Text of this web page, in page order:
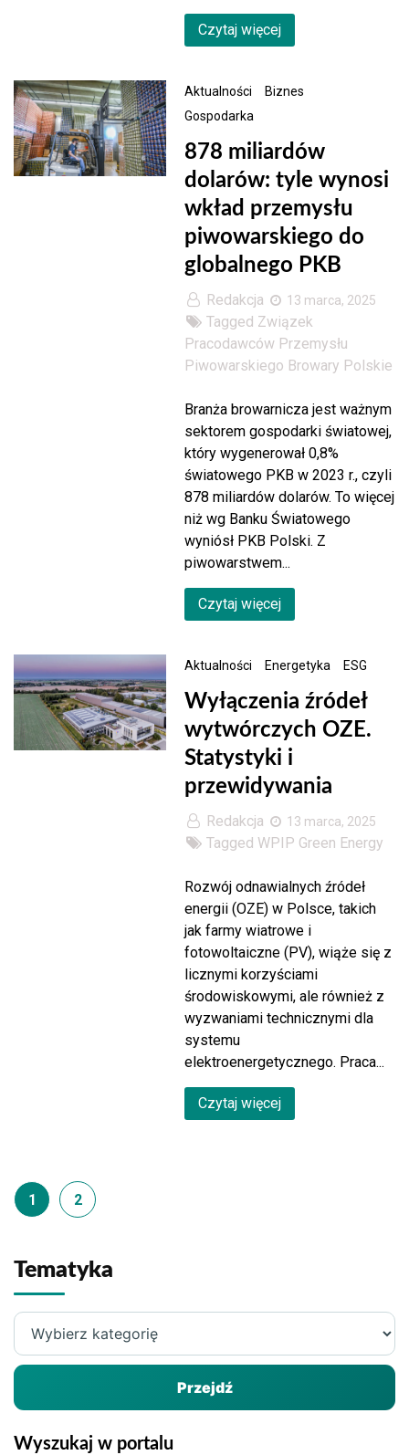
Czytaj więcej
Aktualności
Biznes
Gospodarka
878 miliardów
dolarów: tyle wynosi
wkład przemysłu
piwowarskiego do
globalnego PKB
Redakcja 13 marca, 2025
Tagged Związek
Pracodawców Przemysłu
Piwowarskiego Browary Polskie
Branża browarnicza jest ważnym
sektorem gospodarki światowej,
który wygenerował 0,8%
światowego PKB w 2023 r., czyli
878 miliardów dolarów. To więcej
niż wg Banku Światowego
wyniósł PKB Polski. Z
piwowarstwem...
Czytaj więcej
Aktualności Energetyka ESG
Wyłączenia źródeł
wytwórczych OZE.
Statystyki i
przewidywania
Redakcja 13 marca, 2025
Tagged WPIP Green Energy
Rozwój odnawialnych źródeł
energii (OZE) w Polsce, takich
jak farmy wiatrowe i
fotowoltaiczne (PV), wiąże się z
licznymi korzyściami
środowiskowymi, ale również z
wyzwaniami technicznymi dla
systemu
elektroenergetycznego. Praca...
Czytaj więcej
1 2
Tematyka
Wybierz
kategorię
Przejdź
Wyszukaj w portalu